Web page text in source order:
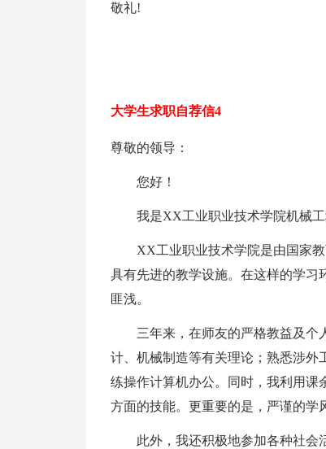
敬礼!
大学生求职自荐信4
尊敬的领导：
您好！
我是XX工业职业技术学院机械工
XX工业职业技术学院是由国家教
具有先进的教学设施。在这样的学习
匪浅。
三年来，在师友的严格教益及个人
计、机械制造等有关理论；熟悉涉外
练操作计算机办公。同时，我利用课
方面的技能。更重要的是，严谨的学
此外，我还积极地参加各种社会活